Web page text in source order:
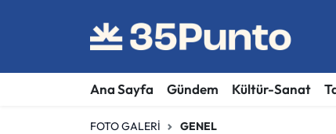
Ana Sayfa Gündem Kültür-Sanat
FOTO GALERI GENEL